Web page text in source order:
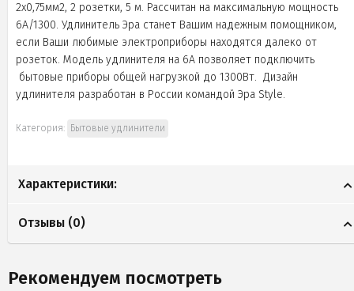
2x0,75мм2, 2 розетки, 5 м. Рассчитан на максимальную мощность
6А/1300. Удлинитель Эра станет Вашим надежным помощником,
если Ваши любимые электроприборы находятся далеко от
розеток. Модель удлинителя на 6А позволяет подключить
бытовые приборы общей нагрузкой до 1300Вт. Дизайн
удлинителя разработан в России командой Эра Style.
Категория: Бытовые удлинители
Характеристики:
Отзывы (0)
Рекомендуем посмотреть